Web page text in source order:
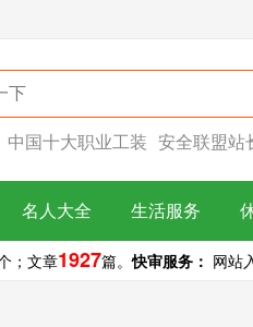
中国十大职业工装 安全联盟站
名人大全 生活服务
； 文章1927篇。快审服务： 网站